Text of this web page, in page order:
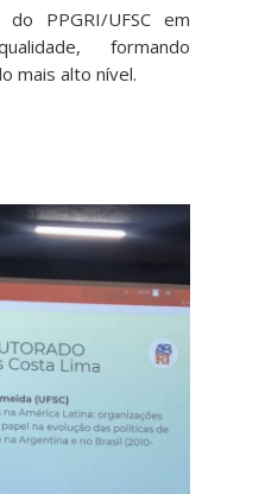
PPGRI/UFSC em
formando
mais alto nível.